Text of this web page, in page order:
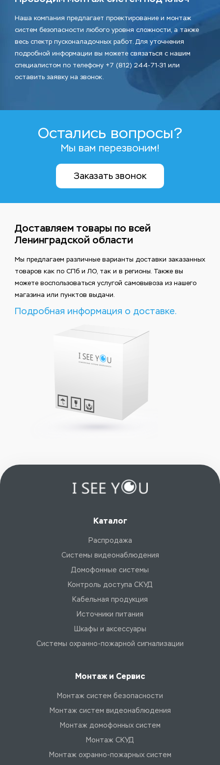
Наша компания предлагает проектирование и монтаж
систем безопасности любого уровня сложности, а также
весь спектр пусконаладочных работ. Для уточнения
подробной информации вы можете связаться с нашим
специалистом по телефону +7 (812) 244-71-31 или
оставить заявку на звонок.
Остались вопросы?
Мы вам перезвоним!
Заказать звонок
Доставляем товары по всей
Ленинградской области
Мы предлагаем различные варианты доставки заказанных
товаров как по СПб и ЛО, так и в регионы. Также вы
можете воспользоваться услугой самовывоза из нашего
магазина или пунктов выдачи.
Подробная информация о доставке.
Каталог
Распродажа
Системы видеонаблюдения
Домофонные системы
Контроль доступа СКУД
Кабельная продукция
Источники питания
Шкафы и аксессуары
Системы охранно-пожарной сигнализации
Монтаж и Сервис
Монтаж систем безопасности
Монтаж систем видеонаблюдения
Монтаж домофонных систем
Монтаж СКУД
Монтаж охранно-пожарных систем